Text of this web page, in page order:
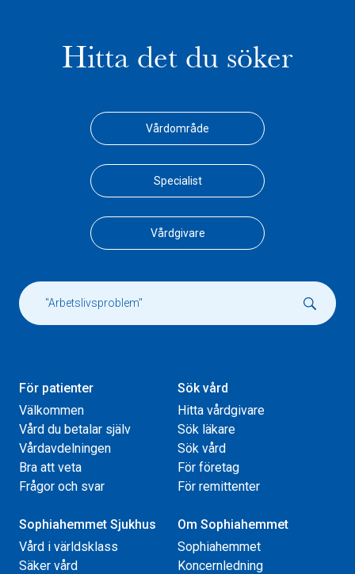
Hitta det du söker
Vårdområde
Specialist
Vårdgivare
För patienter
Välkommen
Vård du betalar själv
Vårdavdelningen
Bra att veta
Frågor och svar
Sök vård
Hitta vårdgivare
Sök läkare
Sök vård
För företag
För remittenter
Sophiahemmet Sjukhus
Vård i världsklass
Säker vård
Om Sophiahemmet
Sophiahemmet
Koncernledning